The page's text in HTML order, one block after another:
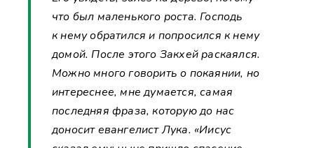
что был маленького роста. Господь
к нему обратился и попросился к нему
домой. После этого Закхей раскаялся.
Можно много говорить о покаянии, но
интереснее, мне думается, самая
последняя фраза, которую до нас
доносит евангелист Лука. «Иисус